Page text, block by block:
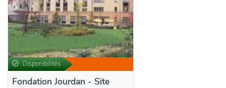
Disponibilités
Fondation Jourdan - Site